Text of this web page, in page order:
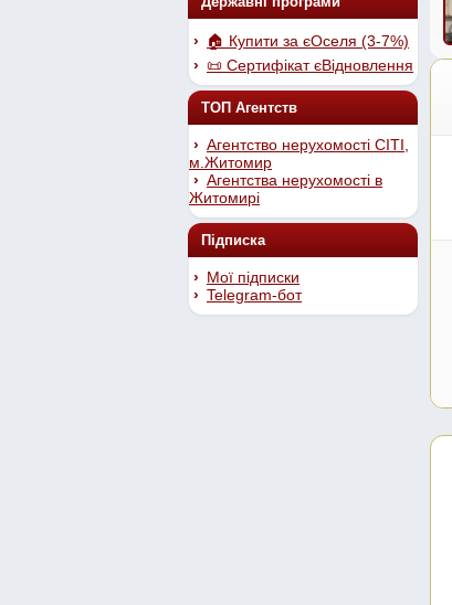
🏠 Купити за єОселя (3-7%)
📜 Сертифікат єВідновлення
ТОП Агентств
Агентство нерухомості СІТІ,
м.Житомир
Агентства нерухомості в
Житомирі
Підписка
Мої підписки
Telegram-бот